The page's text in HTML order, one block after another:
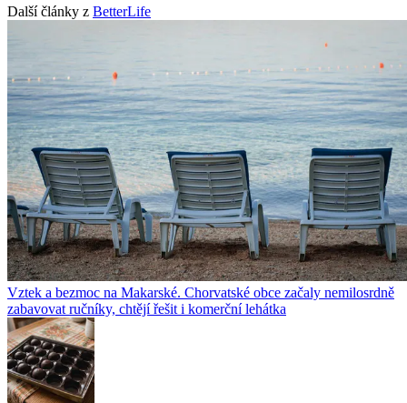
Další články z BetterLife
Vztek a bezmoc na Makarské. Chorvatské obce začaly nemilosrdně
zabavovat ručníky, chtějí řešit i komerční lehátka